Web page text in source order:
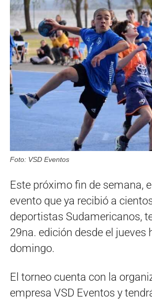
Foto: VSD Eventos
Este próximo fin de semana,
evento que ya recibió a
deportistas Sudamericanos,
29na. edición desde el jueves
domingo.
El torneo cuenta con la
empresa VSD Eventos y